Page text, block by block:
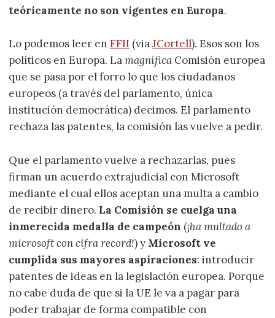
teóricamente no son vigentes en Europa.
Lo podemos leer enFFII (viaJCortell). Esos son los
políticos en Europa. Lamagnífica Comisión europea
que se pasa por el forro lo que los ciudadanos
europeos (a través del parlamento, única
institución democrática) decimos. El parlamento
rechaza las patentes, la comisión las vuelve a pedir.
Que el parlamento vuelve a rechazarlas, pues
firman un acuerdo extrajudicial con Microsoft
mediante el cual ellos aceptan una multa a cambio
de recibir dinero. La Comisión se cuelga una
inmerecida medalla de campeón (¡ha multado a
microsoft con cifra record!) y Microsoft ve
cumplida sus mayores aspiraciones: introducir
patentes de ideas en la legislación europea. Porque
no cabe duda de que si la UE le va a pagar para
poder trabajar de forma compatible con